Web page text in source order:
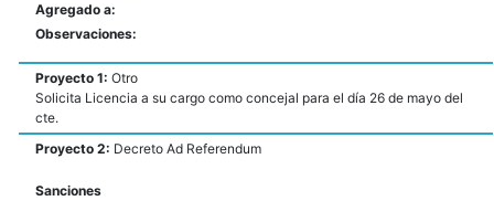
Agregado a:
Observaciones:
Proyecto 1: Otro
Solicita Licencia a su cargo como concejal para el día 26 de mayo del
cte.
Proyecto 2: Decreto Ad Referendum
Sanciones